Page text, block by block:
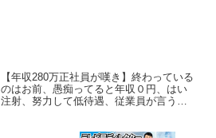
【年収280万正社員が嘆き】終わっている
のはお前、愚痴ってると年収０円、はい
注射、努力して低待遇、従業員が言うこ